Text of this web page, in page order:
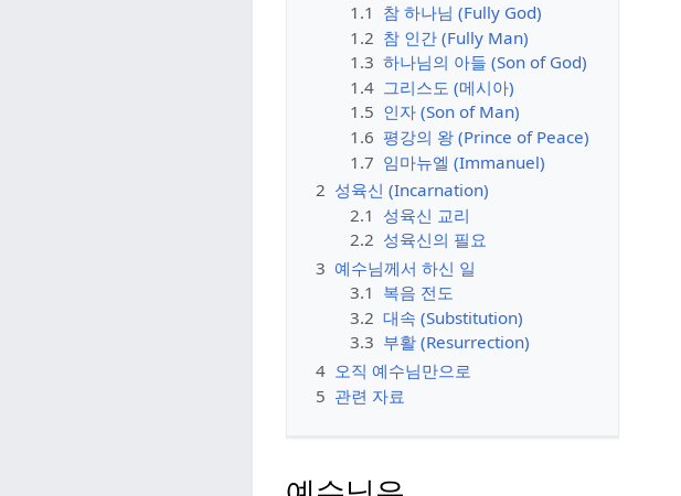
1.1 참 하나님 (Fully God)
1.2 참 인간 (Fully Man)
1.3 하나님의 아들 (Son of God)
1.4 그리스도 (메시아)
1.5 인자 (Son of Man)
1.6 평강의 왕 (Prince of Peace)
1.7 임마뉴엘 (Immanuel)
2 성육신 (Incarnation)
2.1 성육신 교리
2.2 성육신의 필요
3 예수님께서 하신 일
3.1 복음 전도
3.2 대속 (Substitution)
3.3 부활 (Resurrection)
4 오직 예수님만으로
5 관련 자료